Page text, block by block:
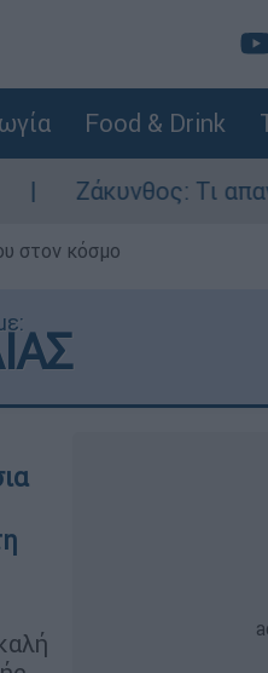
Food & Drink
Τι απαντά η ΕΛΑΣ
στον κόσμο